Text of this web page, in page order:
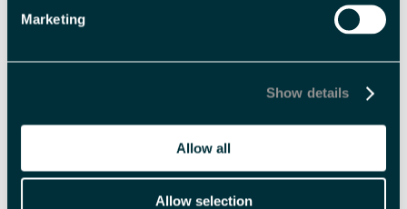
Marketing
Show details
Allow all
Allow selection